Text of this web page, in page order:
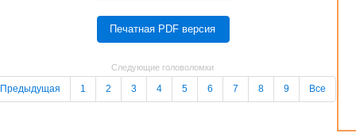
Следующие головоломки
Предыдущая 1 2 3 4 5 6 7 8 9 Все